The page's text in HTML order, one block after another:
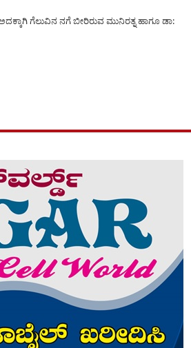
ಗೆಲುವಿನ ನಗೆ ಬೀರಿರುವ ಮುನಿರತ್ನ ಹಾಗೂ ಡಾ: